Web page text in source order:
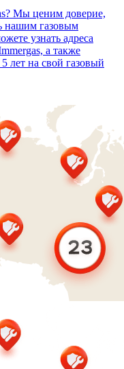
Мы ценим доверие,
нашим газовым
узнать адреса
а также
лет на свой газовый